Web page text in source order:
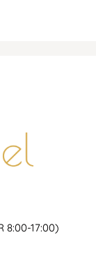
8:00-17:00)